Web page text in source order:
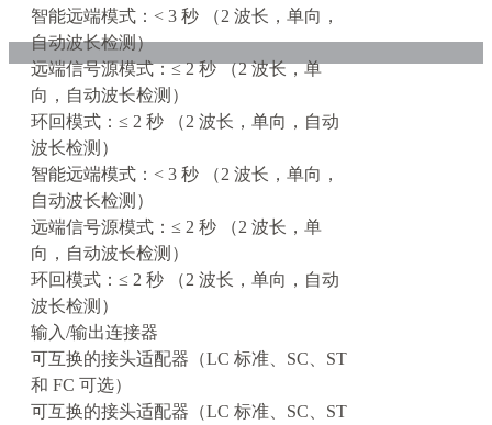
智能远端模式：< 3 秒 （2 波长，单向，
自动波长检测）
远端信号源模式：≤ 2 秒 （2 波长，单
向，自动波长检测）
环回模式：≤ 2 秒 （2 波长，单向，自动
波长检测）
智能远端模式：< 3 秒 （2 波长，单向，
自动波长检测）
远端信号源模式：≤ 2 秒 （2 波长，单
向，自动波长检测）
环回模式：≤ 2 秒 （2 波长，单向，自动
波长检测）
输入/输出连接器
可互换的接头适配器（LC 标准、SC、ST
和 FC 可选）
可互换的接头适配器（LC 标准、SC、ST